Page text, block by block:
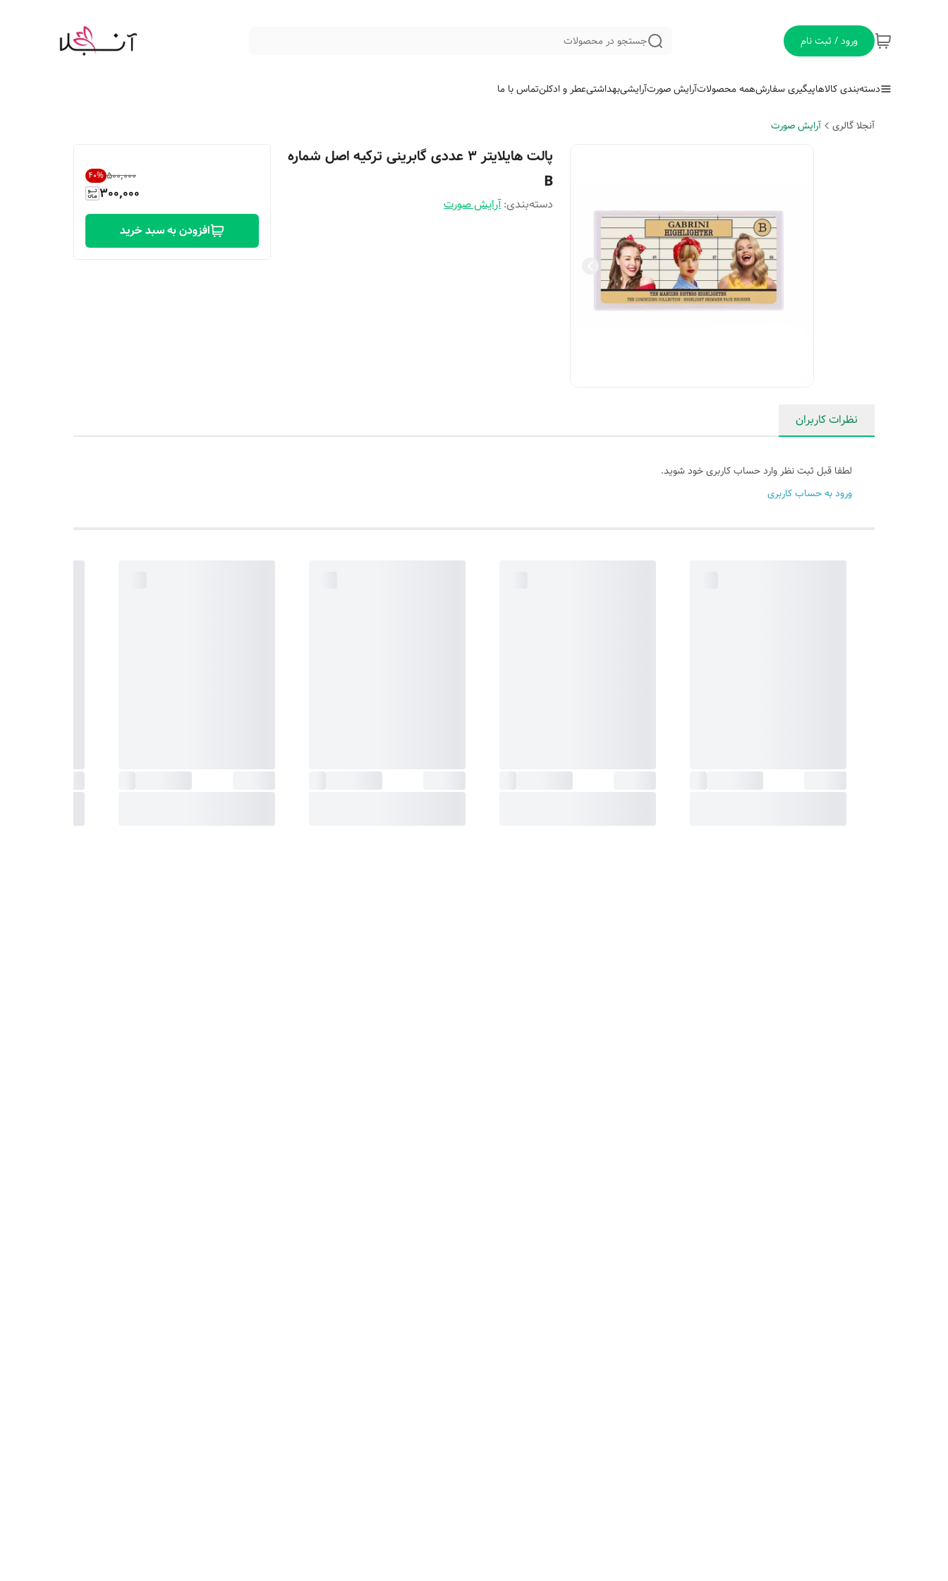
ورود / ثبت نام جستجو در محصولات
دسته‌بندی کالاهاپیگیری سفارشهمه محصولاتآرایش صورتآرایشیبهداشتیعطر و ادکلنتماس با ما
آنجلا گالری آرایش صورت
پالت هایلایتر ۳ عددی گابرینی ترکیه اصل شماره
B
دسته‌بندی:آرایش صورت
۵۰۰٬۰۰۰ 40%
300,000
افزودن به سبد خرید
نظرات کاربران
لطفا قبل ثبت نظر وارد حساب کاربری خود شوید.
ورود به حساب کاربری